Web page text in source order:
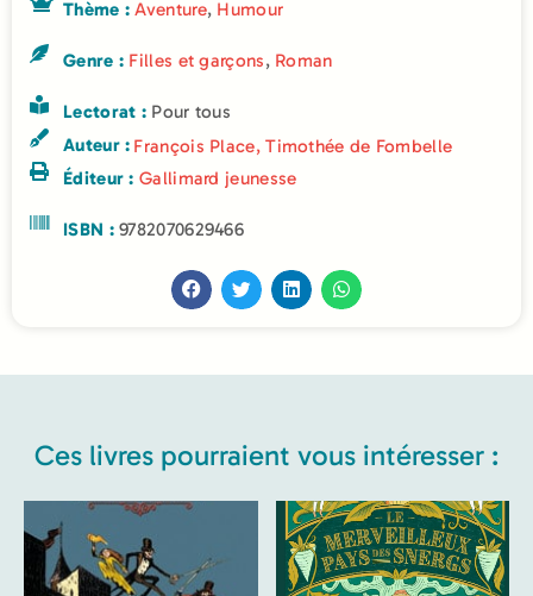
Thème :Aventure, Humour
Genre : Filles et garçons, Roman
Lectorat : Pour tous
Auteur : François Place,Timothée de Fombelle
Éditeur : Gallimard jeunesse
ISBN :9782070629466
Ces livres pourraient vous intéresser :